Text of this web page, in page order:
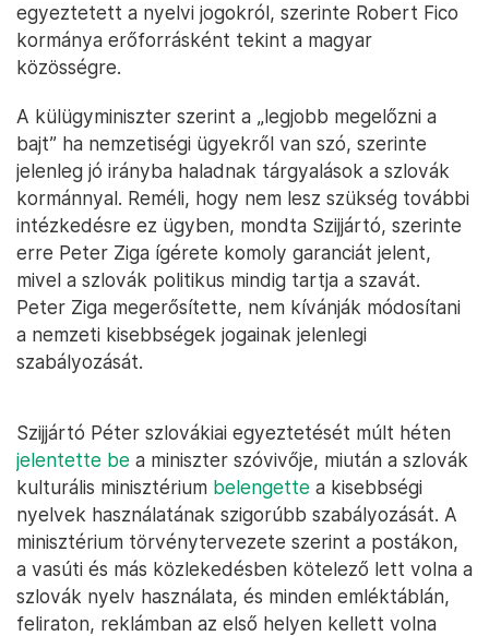
egyeztetett a nyelvi jogokról, szerinte Robert Fico
kormánya erőforrásként tekint a magyar
közösségre.
A külügyminiszter szerint a „legjobb megelőzni a
bajt” ha nemzetiségi ügyekről van szó, szerinte
jelenleg jó irányba haladnak tárgyalások a szlovák
kormánnyal. Reméli, hogy nem lesz szükség további
intézkedésre ez ügyben, mondta Szijjártó, szerinte
erre Peter Ziga ígérete komoly garanciát jelent,
mivel a szlovák politikus mindig tartja a szavát.
Peter Ziga megerősítette, nem kívánják módosítani
a nemzeti kisebbségek jogainak jelenlegi
szabályozását.
Szijjártó Péter szlovákiai egyeztetését múlt héten
jelentette be a miniszter szóvivője, miután a szlovák
kulturális minisztérium belengette a kisebbségi
nyelvek használatának szigorúbb szabályozását. A
minisztérium törvénytervezete szerint a postákon,
a vasúti és más közlekedésben kötelező lett volna a
szlovák nyelv használata, és minden emléktáblán,
feliraton, reklámban az első helyen kellett volna